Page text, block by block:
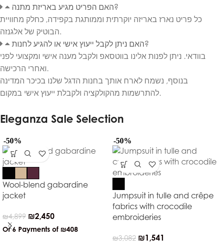
האם הפריט מגיע באריזת מתנה?
כל פריט נארז באריזה יוקרתית וממותגת בקפידה, כחלק מחוויית
הבוטיק של אלגנזה.
האם ניתן לקבל ייעוץ אישי או להגיע לחנות?
בוודאי. ניתן לפנות אלינו בווטסאפ ולקבל מענה אישי ומקצועי לפני
ואחרי הרכישה.
בנוסף, נשמח לארח אותך בחנות הדגל שלנו בכיכר המדינה
להתרשמות מהקולקציה ולקבלת ייעוץ אישי במקום.
Eleganza Sale Selection
-50%
Wool-blend gabardine
jacket
₪4,899 ₪2,450
Or 6 Payments of ₪408
-50%
Jumpsuit in tulle and crêpe
fabrics with crocodile
embroideries
₪3,082 ₪1,541